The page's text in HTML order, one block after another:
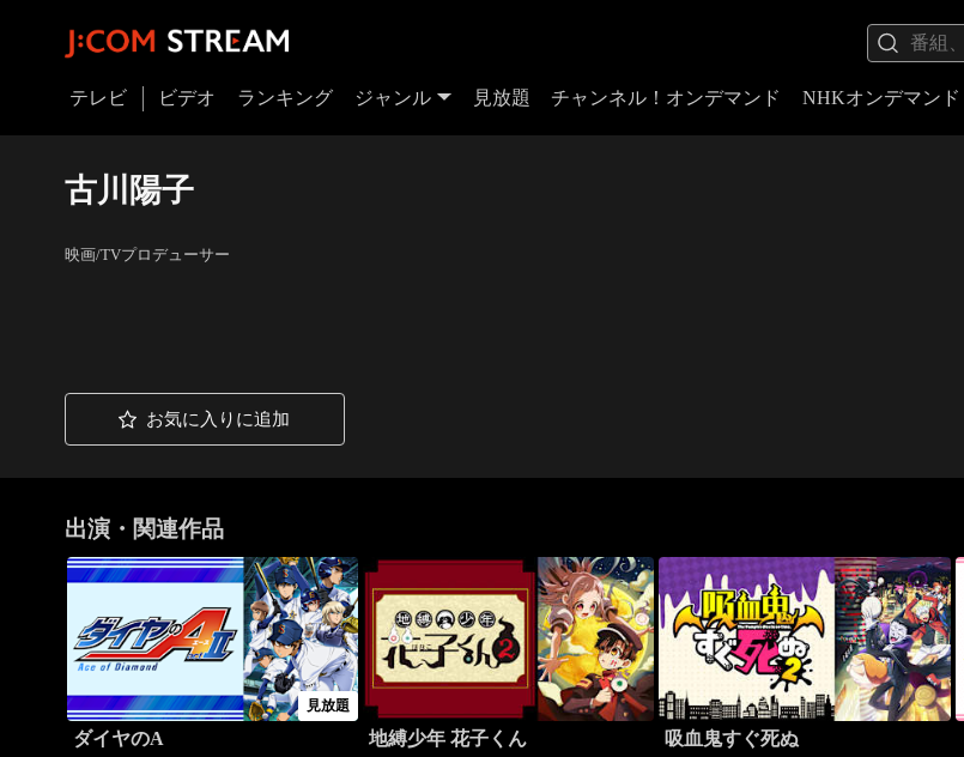
テレビ ビデオ ランキング ジャンル 見放題 チャンネル！オンデマンド NHKオンデマンド
古川陽子
映画/TVプロデューサー
お気に入りに追加
出演・関連作品
見放題
ダイヤのA 地縛少年 花子くん 吸血鬼すぐ死ぬ